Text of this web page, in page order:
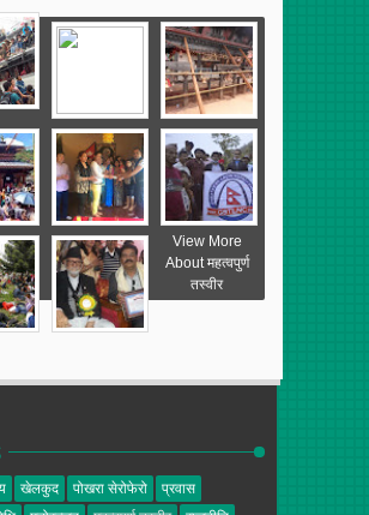
View More
About महत्वपुर्ण
तस्वीर
खेलकुद पोखरा सेरोफेरो
प्रवास